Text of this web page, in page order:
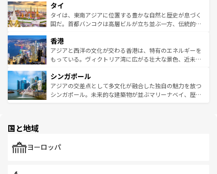
リティに包まれながら、韓国の多彩な魅力を心ゆくまで味
わってみてほしい。 なお、新着の韓国情報はコンテンツ一
覧を参照してほしい。
急速な発展と共に伝統が息づく。ハノイの古い町並みやホ
ーチミン市のフランス統治時代の建物も、独特の雰囲気を
醸し出している。また、バラエティの豊かさとおいしさで
とつ。フォーやバインミー、ベトナムコーヒーなどは、ぜ
ひ現地で味わいたい。どの地域を訪れてもあたたかい人々
が旅行者を迎えてくれるので、きっと忘れられない旅にな
参照してほしい。
タイ
タイは、東南アジアに位置する豊かな自然と歴史が息づく
国だ。首都バンコクは高層ビルが立ち並ぶ一方、伝統的な
の活気が交差している。北部ではチェンマイなどの山岳地
帯で自然と触れ合い、南部ではプーケットやクラビの美し
いビーチでリゾート気分を楽しむことができる。タイ料理
激する。気候は一年中温暖で、どの季節にも異なる楽しみ
が待っている。親しみやすいタイの人々、仏教を中心とし
た文化、そして多様な観光資源が、訪れる旅人を魅了し続
香港
アジアと西洋の文化が交わる香港は、特有のエネルギーを
もっている。ヴィクトリア湾に広がる壮大な景色、近未来
み、どこを訪れても感動するはず。観光スポットが密集し
ており、効率よく見どころを回れるのも魅力。息をのむよ
うな絶景から文化的な体験まで、香港を存分に楽しみ尽く
シンガポール
アジアの交差点として多文化が融合した独自の魅力を放つ
シンガポール。未来的な建築物が並ぶマリーナベイ、歴史
で、ホーカーズは地元の風情を楽しめる外せないスポット
国と地域
ヨーロッパ